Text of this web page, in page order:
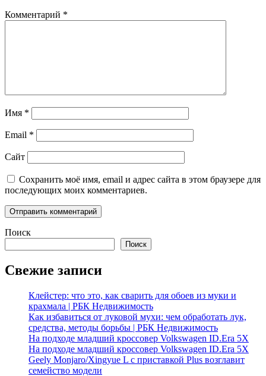
Комментарий *
Имя *
Email *
Сайт
Сохранить моё имя, email и адрес сайта в этом браузере для
последующих моих комментариев.
Поиск
Поиск
Свежие записи
Клейстер: что это, как сварить для обоев из муки и
крахмала | РБК Недвижимость
Как избавиться от луковой мухи: чем обработать лук,
средства, методы борьбы | РБК Недвижимость
На подходе младший кроссовер Volkswagen ID.Era 5X
На подходе младший кроссовер Volkswagen ID.Era 5X
Geely Monjaro/Xingyue L с приставкой Plus возглавит
семейство модели